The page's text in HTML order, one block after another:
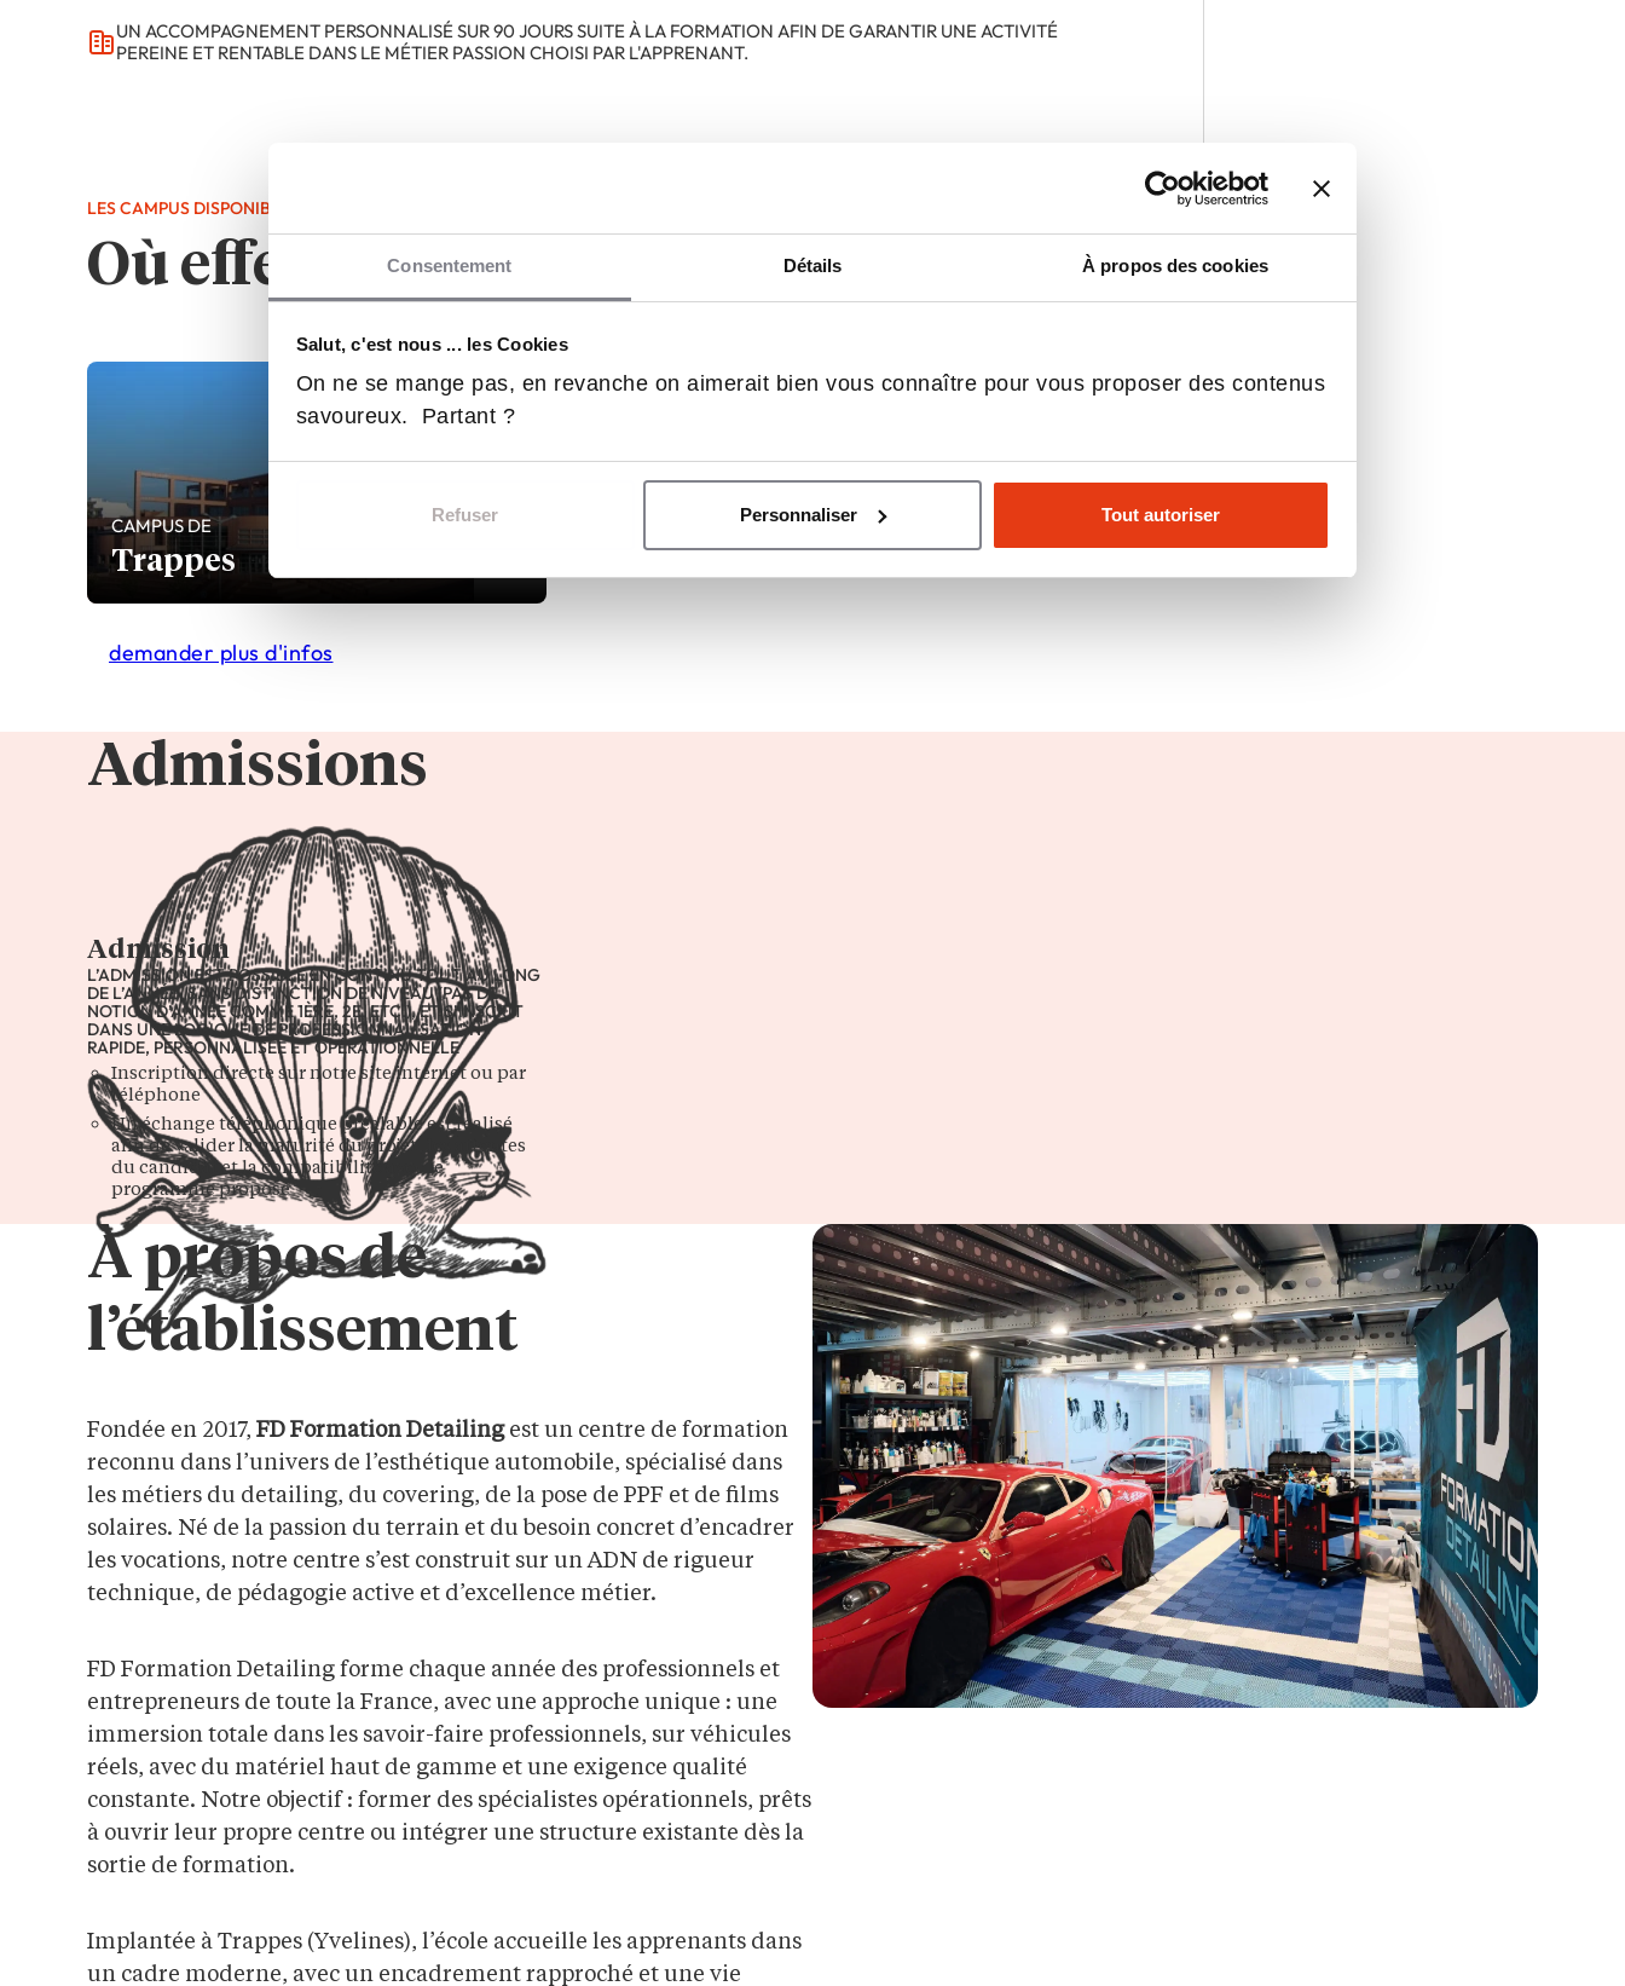
Consentement Détails À propos des cookies
Salut, c'est nous ... les Cookies
On ne se mange pas, en revanche on aimerait bien vous connaître pour vous proposer des contenus
savoureux. Partant ?
Refuser Personnaliser Tout autoriser
UN ACCOMPAGNEMENT PERSONNALISÉ SUR 90 JOURS SUITE À LA FORMATION AFIN DE GARANTIR UNE ACTIVITÉ
PEREINE ET RENTABLE DANS LE MÉTIER PASSION CHOISI PAR L'APPRENANT.
Où effectuer cette formation ?
LES CAMPUS DISPONIBLES
CAMPUS DE
Trappes
demander plus d'infos
Admissions
Admission
L’ADMISSION EST POSSIBLE EN CONTINU TOUT AU LONG
DE L’ANNÉE, SANS DISTINCTION DE NIVEAU (PAS DE
NOTION D’ANNÉE COMME 1ÈRE, 2E, ETC.), ET S’INSCRIT
DANS UNE LOGIQUE DE PROFESSIONNALISATION
RAPIDE, PERSONNALISÉE ET OPÉRATIONNELLE
Inscription directe sur notre site internet ou par
téléphone
Un échange téléphonique préalable est réalisé
afin de valider la maturité du projet, les attentes
du candidat et la compatibilité avec le
programme proposé
À propos de
l’établissement
Fondée en 2017, FD Formation Detailingest un centre de formation
reconnu dans l’univers de l’esthétique automobile, spécialisé dans
les métiers du detailing, du covering, de la pose de PPF et de films
solaires. Né de la passion du terrain et du besoin concret d’encadrer
les vocations, notre centre s’est construit sur un ADN de rigueur
technique, de pédagogie active et d’excellence métier.
FD Formation Detailing forme chaque année des professionnels et
entrepreneurs de toute la France, avec une approche unique : une
immersion totale dans les savoir-faire professionnels, sur véhicules
réels, avec du matériel haut de gamme et une exigence qualité
constante. Notre objectif : former des spécialistes opérationnels, prêts
à ouvrir leur propre centre ou intégrer une structure existante dès la
sortie de formation.
Implantée à Trappes (Yvelines), l’école accueille les apprenants dans
un cadre moderne, avec un encadrement rapproché et une vie